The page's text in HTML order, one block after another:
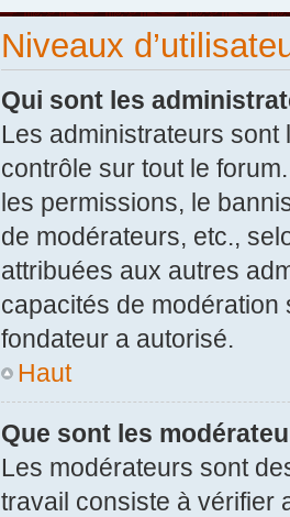
Niveaux
Qui sont les
Les administrateurs
contrôle sur tout le
les permissions, le
de modérateurs, etc.,
attribuées aux autres
capacités de modération
fondateur a autorisé.
Haut
Que sont les
Les modérateurs sont
travail consiste à vérifier